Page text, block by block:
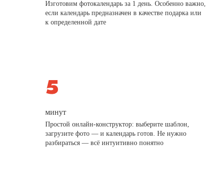
Изготовим фотокалендарь за 1 день. Особенно важно,
если календарь предназначен в качестве подарка или
к определенной дате
минут
Простой онлайн-конструктор: выберите шаблон,
загрузите фото — и календарь готов. Не нужно
разбираться — всё интуитивно понятно